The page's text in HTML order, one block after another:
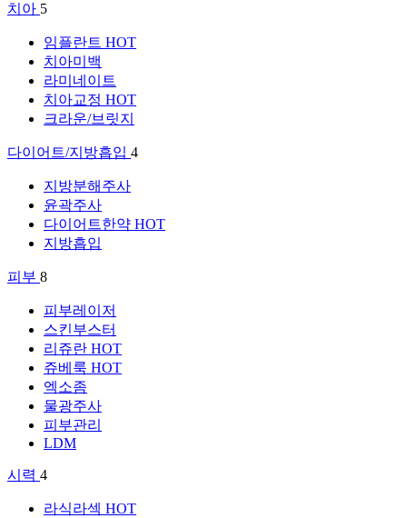
치아 5
임플란트 HOT
치아미백
라미네이트
치아교정 HOT
크라운/브릿지
다이어트/지방흡입 4
지방분해주사
윤곽주사
다이어트한약 HOT
지방흡입
피부 8
피부레이저
스킨부스터
리쥬란 HOT
쥬베룩 HOT
엑소좀
물광주사
피부관리
LDM
시력 4
라식라섹 HOT